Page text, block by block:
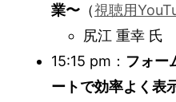
業〜 （視聴用
尻江 重幸 氏
15:15 pm： フォー
ートで効率よく表